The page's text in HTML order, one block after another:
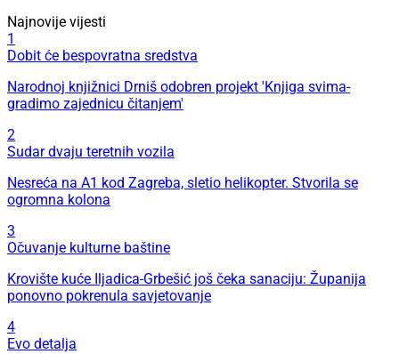
Najnovije vijesti
1
Dobit će bespovratna sredstva
Narodnoj knjižnici Drniš odobren projekt 'Knjiga svima-
gradimo zajednicu čitanjem'
2
Sudar dvaju teretnih vozila
Nesreća na A1 kod Zagreba, sletio helikopter. Stvorila se
ogromna kolona
3
Očuvanje kulturne baštine
Krovište kuće Iljadica-Grbešić još čeka sanaciju: Županija
ponovno pokrenula savjetovanje
4
Evo detalja